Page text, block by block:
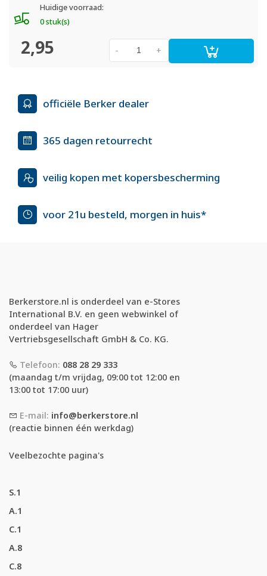
Huidige voorraad:
0 stuk(s)
2,95 +
-
officiële Berker dealer
365 dagen retourrecht
veilig kopen met kopersbescherming
voor 21u besteld, morgen in huis*
Berkerstore.nl is onderdeel van e-Stores
International B.V. en geen webwinkel of
onderdeel van Hager
Vertriebsgesellschaft GmbH & Co. KG.
Telefoon: 088 28 29 333
(maandag t/m vrijdag, 09:00 tot 12:00 en
13:00 tot 17:00 uur)
E-mail: info@berkerstore.nl
(reactie binnen één werkdag)
Veelbezochte pagina's
S.1
A.1
C.1
A.8
C.8